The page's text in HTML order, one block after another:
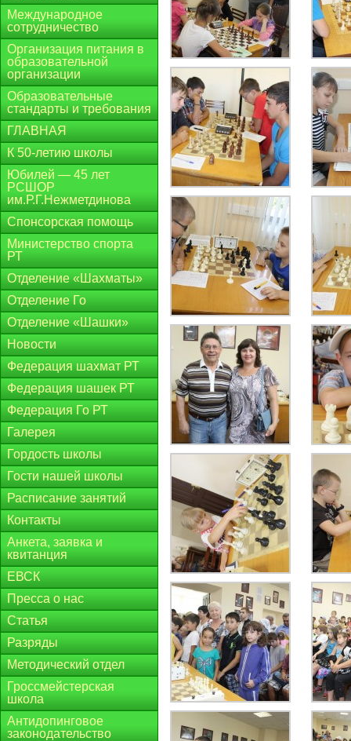
Международное
сотрудничество
Организация питания в
образовательной
организации
Образовательные
стандарты и требования
ГЛАВНАЯ
К 50-летию школы
Юбилей — 45 лет
РСШОР
им.Р.Г.Нежметдинова
Спонсорская помощь
Министерство спорта
РТ
Отделение «Шахматы»
Отделение Го
Отделение «Шашки»
Новости
Федерация шахмат РТ
Федерация шашек РТ
Федерация Го РТ
Галерея
Гордость школы
Гости нашей школы
Расписание занятий
Контакты
Анкета, заявка и
квитанция
ЕВСК
Пресса о нас
Статья
Разряды
Методический отдел
Гроссмейстерская
школа
Антидопинговое
законодательство